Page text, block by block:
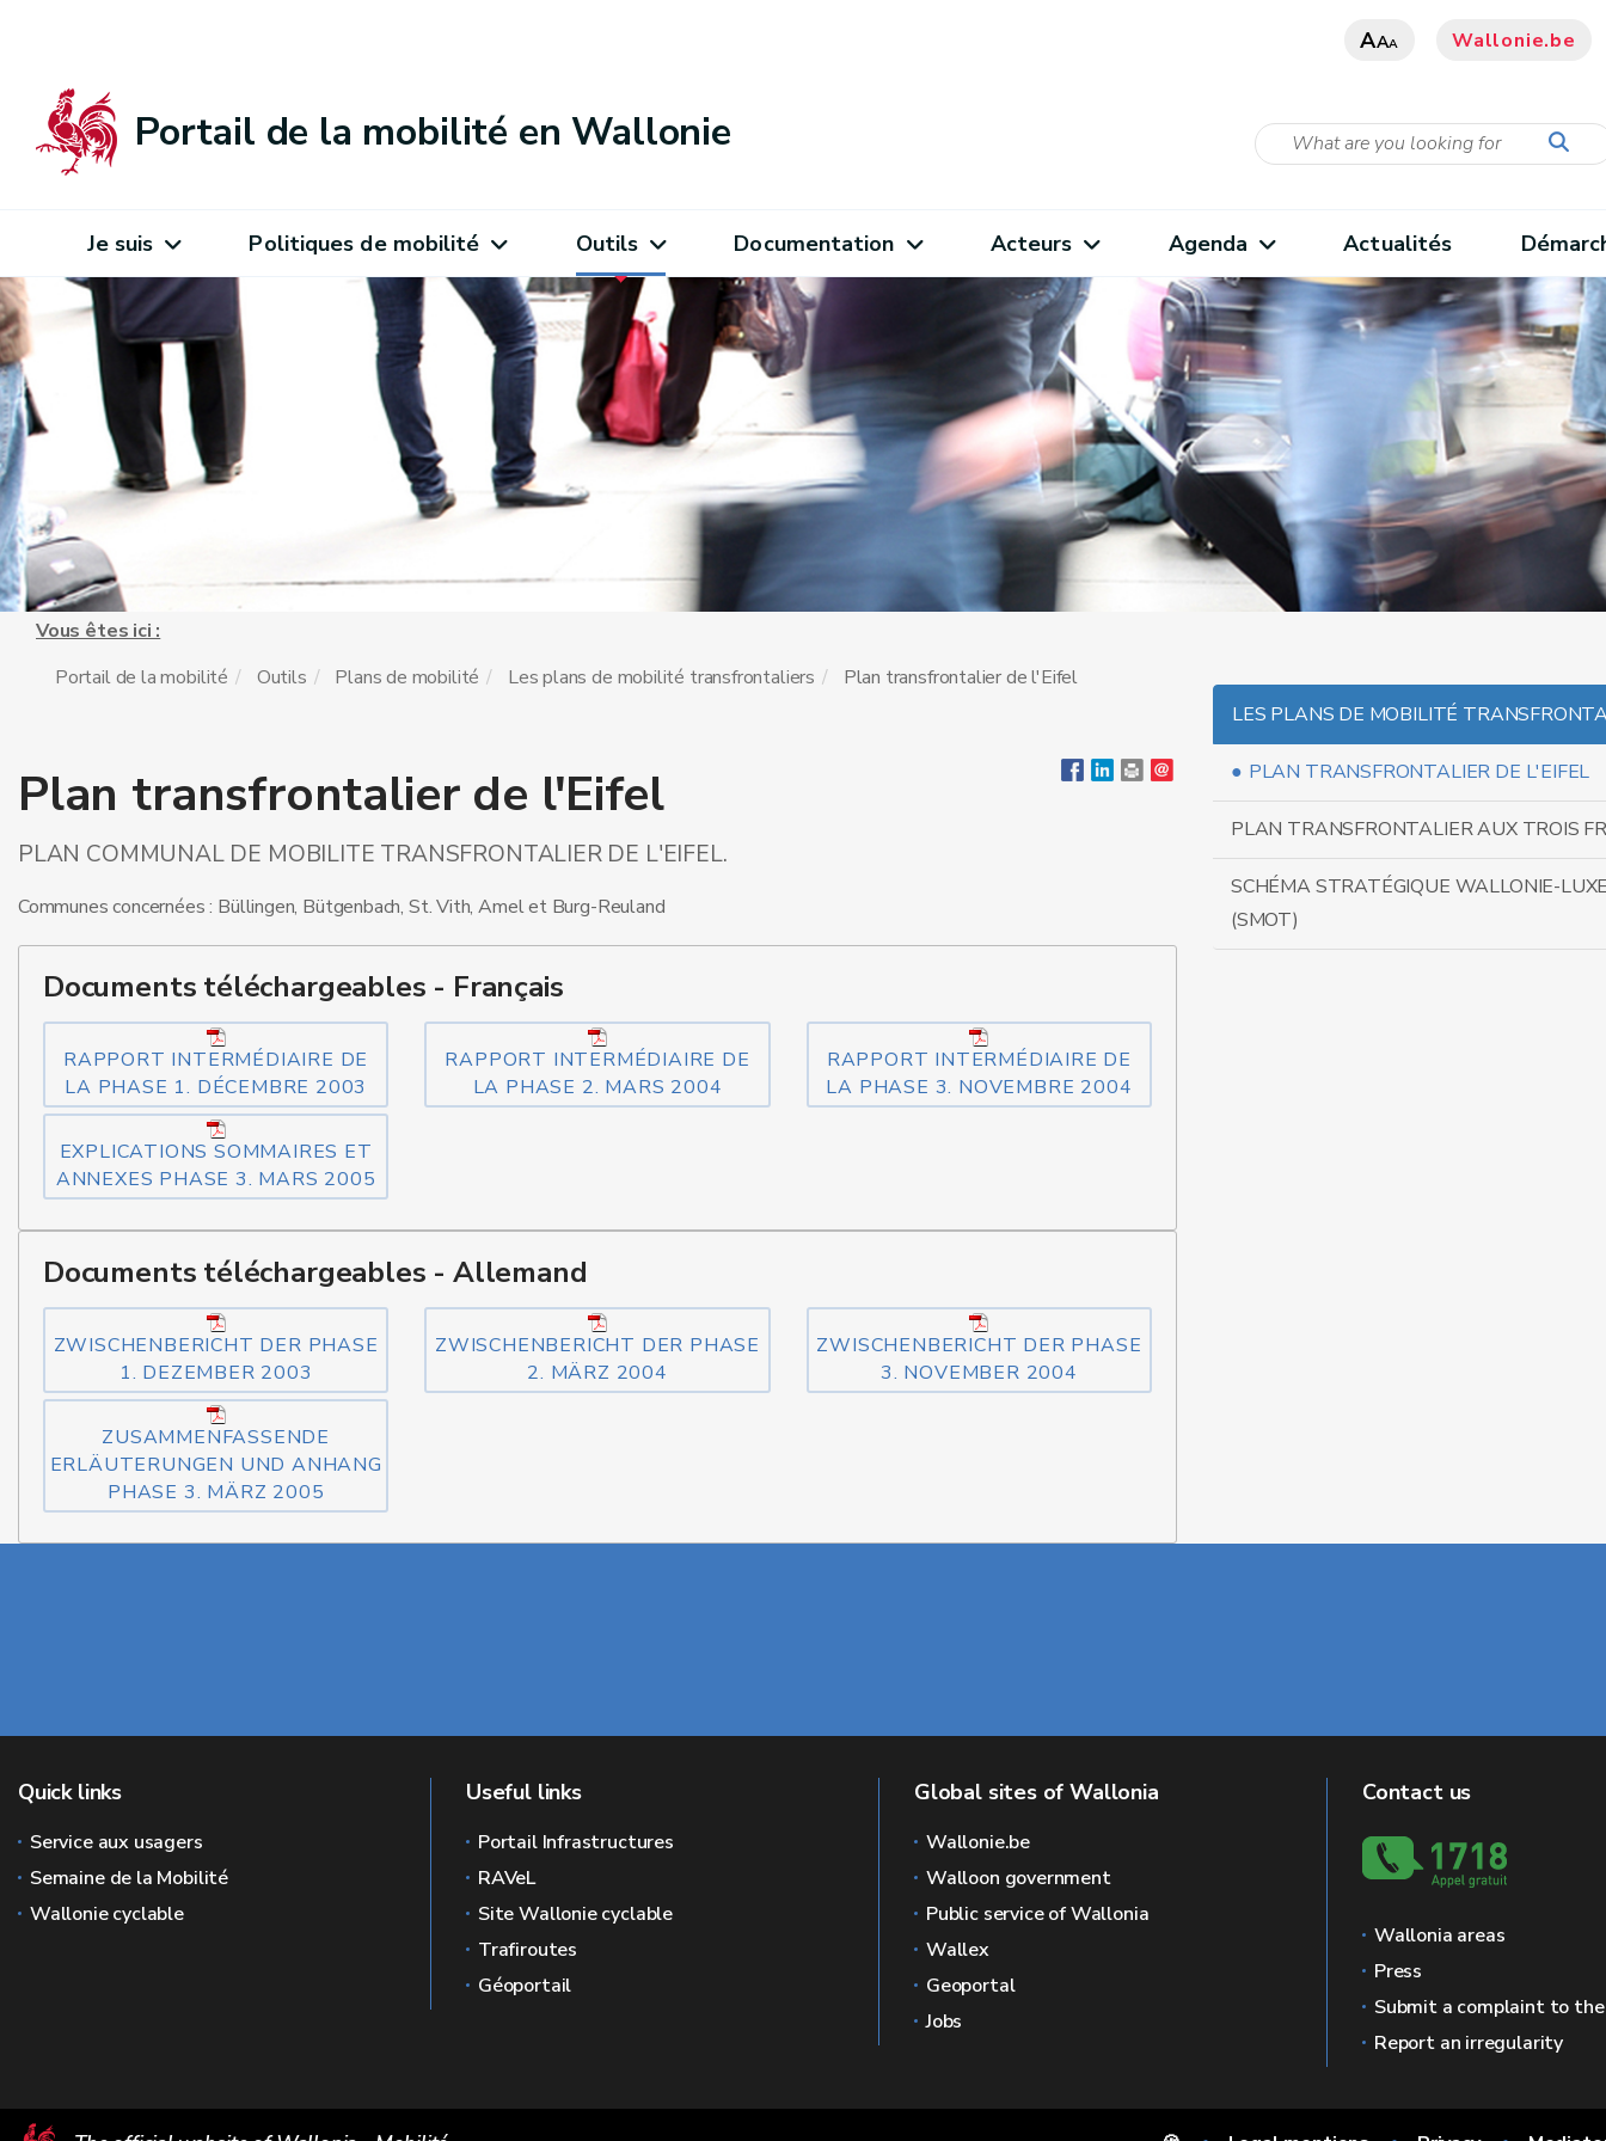
AAA Wallonie.be
Portail de la mobilité en Wallonie
Je suis Politiques de mobilité Outils Documentation Acteurs Agenda Actualités
Vous êtes ici :
Portail de la mobilité
Outils Plans de mobilité Les plans de mobilité transfrontaliers Plan transfrontalier de l'Eifel
Plan transfrontalier de l'Eifel
PLAN COMMUNAL DE MOBILITE TRANSFRONTALIER DE L'EIFEL.
Communes concernées : Büllingen, Bütgenbach, St. Vith, Amel et Burg-Reuland
Documents téléchargeables - Français
RAPPORT INTERMÉDIAIRE DE
LA PHASE 1. DÉCEMBRE 2003
RAPPORT INTERMÉDIAIRE DE
LA PHASE 2. MARS 2004
RAPPORT INTERMÉDIAIRE DE
LA PHASE 3. NOVEMBRE 2004
EXPLICATIONS SOMMAIRES ET
ANNEXES PHASE 3. MARS 2005
Documents téléchargeables - Allemand
ZWISCHENBERICHT DER PHASE
1. DEZEMBER 2003
ZWISCHENBERICHT DER PHASE
2. MÄRZ 2004
ZWISCHENBERICHT DER PHASE
3. NOVEMBER 2004
ZUSAMMENFASSENDE
ERLÄUTERUNGEN UND ANHANG
PHASE 3. MÄRZ 2005
LES PLANS DE MOBILITÉ
PLAN TRANSFRONTALIER DE L'EIFEL
PLAN TRANSFRONTALIER AUX TROIS
SCHÉMA STRATÉGIQUE WALLONIE-
(SMOT)
Quick links
Service aux usagers
Semaine de la Mobilité
Wallonie cyclable
Useful links
Portail Infrastructures
RAVeL
Site Wallonie cyclable
Trafiroutes
Géoportail
Global sites of Wallonia
Wallonie.be
Walloon government
Public service of Wallonia
Wallex
Geoportal
Jobs
Contact us
Wallonia areas
Press
Submit a complaint to
Report an irregularity